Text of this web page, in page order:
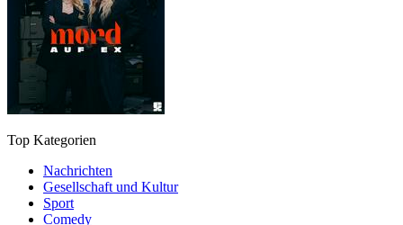
Top Kategorien
Nachrichten
Gesellschaft und Kultur
Sport
Comedy